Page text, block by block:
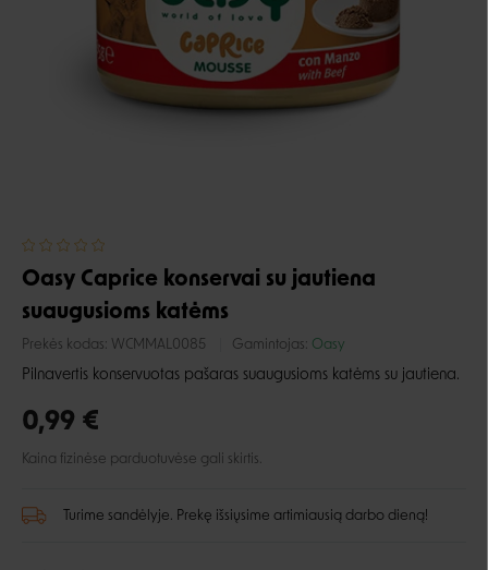
Oasy Caprice konservai su jautiena
suaugusioms katėms
Prekės kodas: WCMMAL0085 Gamintojas: Oasy
Pilnavertis konservuotas pašaras suaugusioms katėms su jautiena.
0,99 €
Kaina fizinėse parduotuvėse gali skirtis.
Turime sandėlyje. Prekę išsiųsime artimiausią darbo dieną!